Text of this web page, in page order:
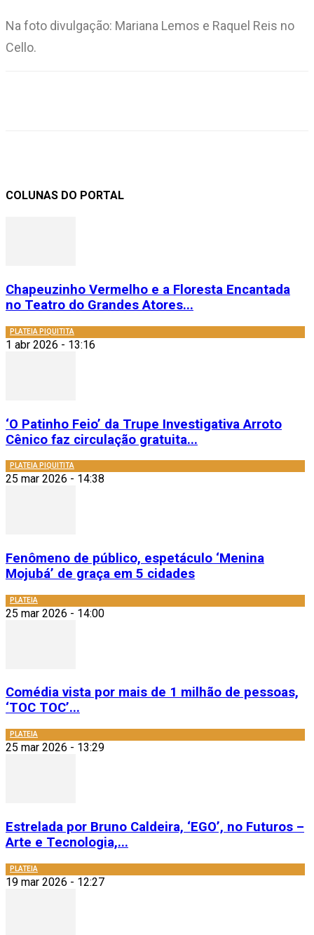
Na foto divulgação: Mariana Lemos e Raquel Reis no
Cello.
COLUNAS DO PORTAL
Chapeuzinho Vermelho e a Floresta Encantada
no Teatro do Grandes Atores...
PLATEIA PIQUITITA
1 abr 2026 - 13:16
‘O Patinho Feio’ da Trupe Investigativa Arroto
Cênico faz circulação gratuita...
PLATEIA PIQUITITA
25 mar 2026 - 14:38
Fenômeno de público, espetáculo ‘Menina
Mojubá’ de graça em 5 cidades
PLATEIA
25 mar 2026 - 14:00
Comédia vista por mais de 1 milhão de pessoas,
‘TOC TOC’...
PLATEIA
25 mar 2026 - 13:29
Estrelada por Bruno Caldeira, ‘EGO’, no Futuros –
Arte e Tecnologia,...
PLATEIA
19 mar 2026 - 12:27